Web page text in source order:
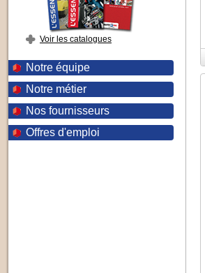
Voir les catalogues
Notre équipe
Notre métier
Nos fournisseurs
Offres d'emploi